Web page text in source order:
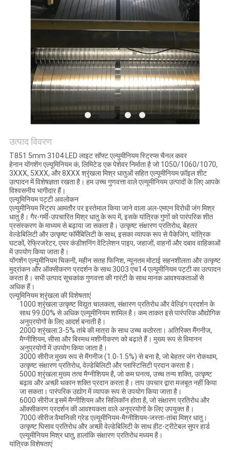
अनुरोध
SITEMAP
गोपनीयता
उत्पाद विवरण
T851 5mm 3104 LED लाइट सॉफ्ट एल्युमीनियम स्ट्रिप्स चैनल कवर
हेनान योंगशेंग एल्यूमिनियम कं, लिमिटेड एक पेशेवर निर्माता है जो 1050/1060/1070,
3XXX, 5XXX, और 8XXX श्रृंखला मिश्र धातुओं सहित एल्यूमीनियम फ़ॉइल शीट
उत्पादन में विशेषज्ञता रखता है। हम उच्च गुणवत्ता वाले एल्यूमीनियम उत्पादों के लिए आपके
विश्वसनीय भागीदार हैं।
एल्यूमिनियम पट्टी अवलोकन
एल्युमीनियम स्ट्रिप आमतौर पर इस्तेमाल किया जाने वाला अल-एमएन विरोधी जंग मिश्र
धातु है। गैर-गर्मी-उपचारित मिश्र धातु के रूप में, इसके यांत्रिक गुणों को पारंपरिक शीत
प्रसंस्करण के माध्यम से बढ़ाया जा सकता है। उत्कृष्ट संक्षारण प्रतिरोध, बेहतर
वेल्डेबिलिटी और उत्कृष्ट फॉर्मेबिलिटी के साथ, इसका व्यापक रूप से पैकेजिंग, यांत्रिक
घटकों, रेफ्रिजरेटर, एयर कंडीशनिंग वेंटिलेशन पाइप, जहाजों, वाहनों और दबाव वाहिकाओं
में उपयोग किया जाता है।
योंगशेंग एल्युमीनियम चिकनी, महीन सतह फिनिश, न्यूनतम मोटाई सहनशीलता और उत्कृष्ट
मुद्रांकन और ऑक्सीकरण प्रदर्शन के साथ 3003 एच14 एल्यूमीनियम पट्टी का उत्पादन
करता है। सभी उत्पाद सूचकांक गुणवत्ता की गारंटी के साथ मानक आवश्यकताओं से
अधिक हैं।
एल्यूमिनियम श्रृंखला की विशेषताएं
1000 श्रृंखला:उत्कृष्ट विद्युत चालकता, संक्षारण प्रतिरोध और वेल्डिंग प्रदर्शन के
साथ 99.00% से अधिक एल्यूमीनियम शामिल है। कम ताकत इसे पारंपरिक औद्योगिक
अनुप्रयोगों के लिए आदर्श बनाती है।
2000 श्रृंखला:3-5% तांबे की मात्रा के साथ उच्च कठोरता। अतिरिक्त मैंगनीज,
मैग्नीशियम, सीसा और बिस्मथ मशीनीकरण को बढ़ाते हैं। मुख्य रूप से विमानन
अनुप्रयोगों में उपयोग किया जाता है।
3000 सीरीज:मुख्य रूप से मैंगनीज (1.0-1.5%) से बना है, जो बेहतर जंग रोकथाम,
उत्कृष्ट संक्षारण प्रतिरोध, वेल्डेबिलिटी और प्लास्टिसिटी प्रदान करता है।
5000 श्रृंखला:मुख्य तत्व मैग्नीशियम है, जो कम घनत्व, उच्च तन्य शक्ति, उत्कृष्ट
बढ़ाव और अच्छी थकान शक्ति प्रदान करता है। ताप उपचार द्वारा मजबूत नहीं किया
जा सकता। पारंपरिक उद्योग में व्यापक रूप से उपयोग किया जाता है।
6000 सीरीज:इसमें मैग्नीशियम और सिलिकॉन होता है, जो संक्षारण प्रतिरोध और
ऑक्सीकरण प्रदर्शन की आवश्यकता वाले अनुप्रयोगों के लिए उपयुक्त है।
7000 सीरीज:वैमानिकी ग्रेड एल्यूमीनियम-मैग्नीशियम-जस्ता-तांबा मिश्र धातु।
उत्कृष्ट घिसाव प्रतिरोध और अच्छी वेल्डेबिलिटी के साथ हीट-ट्रीटेबल सुपर हार्ड
एल्यूमीनियम मिश्र धातु, हालांकि संक्षारण प्रतिरोध मध्यम है।
यांत्रिक विशेषताएं